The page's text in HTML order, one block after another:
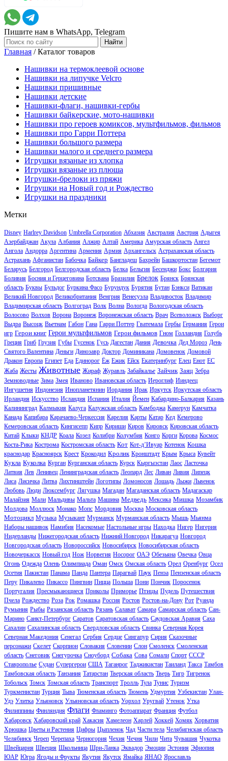
Пишите нам в WhatsApp, Telegram
Главная /Каталог товаров
Нашивки на термоклеевой основе
Нашивки на липучке Velcro
Нашивки пришивные
Нашивки детские
Нашивки-флаги, нашивки-гербы
Нашивки байкерские, мото-нашивки
Нашивки про героев комиксов, мультфильмов, фильмов
Нашивки про Гарри Поттера
Нашивки большого размера
Нашивки малого и среднего размера
Игрушки вязаные из хлопка
Игрушки вязаные из плюша
Игрушки-брелоки из пряжи
Игрушки на Новый год и Рождество
Игрушки на праздники
Метки
Disney Harlrey Davidson Umbrella Corporation Абхазия Австралия Австрия Адыгея
Азербайджан Акула Албания Алжир Алтай Америка Амурская область Ангел
Ангола Андорра Аргентина Армения Армия Архангельск Астраханская область
Астрахань Афганистан Бабочка Байкер Бангладеш Бахрейн Башкортостан Бегемот
Беларусь Белгород Белгородская область Белка Бельгия Бесенджи Бокс Болгария
Боливия Босния и Герцеговина Ботсвана Бразилия Брелок Брянск Брянская
область Буквы Бульдог Буркина Фасо Бурундук Бурятия Бутан Бэнкси Ватикан
Великий Новгород Великобритания Венгрия Венесуэла Владивосток Владимир
Владимирская область Волгоград Волк Волна Вологда Вологодская область
Волосово Волхов Ворона Воронеж Воронежская область Врач Всеволожск Выборг
Выдра Высоцк Вьетнам Габон Гана Гарри Поттер Гватемала Гербы Германия Герои
игр Герои книг Герои мультфильмов Герои фильмов Гном Голландия Голубь
Греция Гриб Грузия Губы Гусенок Гусь Дагестан Дания Девочка Дед Мороз День
Святого Валентина Деньги Динозавр Доктор Доминикана Домовенок Домовой
Дракон Европа Египет Еда Единорог Ёж Ежик Ейск Екатеринбург Елец Енот ЕС
Жаба Жесты Животные Жираф Журавль Забайкалье Зайчик Заяц Зебра
Земноводные Зима Змея Иваново Ивановская область Иероглиф Ииндеец
Ингушетия Индонезия Инопланетянин Иордания Ирак Иркутск Иркутская область
Ирландия Искусство Исландия Испания Италия Йемен Кабардино-Балкария Казань
Калининград Калмыкия Калуга Калужская область Камбоджа Камерун Камчатка
Канада Капибара Карачаево-Черкессия Карелия Карты Катар Кед Кемерово
Кемеровская область Кингисепп Кипр Кириши Киров Кировск Кировская область
Китай Клыки КНДР Коала Козел Колибри Колумбия Конго Корги Корова Космос
Коста-Рика Кострома Костромская область Кот Кот-д’Ивуар Котенок Кошка
краснодар Красноярск Крест Крокодил Кролик Кронштадт Крым Крыса Кувейт
Кукла Куколка Курган Курганская область Курск Кыргызстан Лаос Ласточка
Латвия Лев Ленивец Ленинградская область Леопард Лес Ливан Ливия Липецк
Лиса Лисичка Литва Лихтинштейн Логотипы Ломоносов Лошадь Лыжи Львенок
Любовь Люди Люксембург Лягушка Магадан Магаданская область Мадагаскар
Малайзия Мали Мальдивы Мальта Машина Медведь Мексика Мишка Мозамбик
Молдова Моллюск Монако Мопс Мордовия Москва Московская область
Мотоцикл Музыка Музыкант Мурманск Мурманская область Мышь Мьянма
Наборы нашивок Намибия Насекомые Настольные игры Находка Нигер Нигерия
Нидерланды Нижегородская область Нижний Новгород Никарагуа Новгород
Новгородская область Новороссийск Новосибирск Новосибирская область
Новочеркасск Новый год Нож Норвегия Носорог ОАЭ Обезьяна Овечка Овца
Огонь Одежда Олень Олимпиада Оман Омск Омская область Орел Оренбург Осел
Осетия Пакистан Панама Панда Пантера Парагвай Паук Пенза Пензенская область
Перу Пикалево Пикассо Пингвин Пицца Польша Пони Пончик Поросенок
Португалия Пресмыкающиеся Приколы Приморье Птицы Пудель Путешествия
Пчела Рождество Роза Рок Ромашка Россия Ростов Ростов-на-Дону Рот Руанда
Румыния Рыбы Рязанская область Рязань Салават Самара Самарская область Сан-
Марино Санкт-Петербург Саратов Саратовская область Саудовская Аравия Саха
Сахалин Сахалинская область Свердловская область Свинка Северная Корея
Северная Македония Сенегал Сербия Сердце Сингапур Сирия Сказочные
персонажи Скелет Скорпион Словакия Словении Слон Смоленск Смоленская
область Снеговик Снегурочка Сноуборд Собака Сова Сомали Спорт СССР
Ставрополье Судан Супергерои США Таганрог Таджикистан Таиланд Такса Тамбов
Тамбовская область Танзания Татарстан Тверская область Тверь Тигр Тигренок
Тобольск Томск Томская область Транспорт Тролль Тула Тунис Туризм
Туркменистан Турция Тыва Тюменская область Тюмень Удмуртия Узбекистан Улан-
Удэ Улитка Ульяновск Ульяновская область Уорхол Уругвай Утенок Утка
Филиппины Финляндия Флаги Фламинго Фотоаппарат Франция Футбол
Хабаровск Хабаровский край Хакасия Хамелеон Харлей Хоккей Хомяк Хорватия
Хрюшка Цветы и Растения Цифры Цыпленок Чад Части тела Челябигнская область
Челябинск Череп Черепаха Черногория Чехия Чечня Чили Чита Чувашия Чукотка
Швейцария Швеция Школьница Шри-Ланка Эквадор Эмоции Эстония Эфиопия
ЮАР Югра Ягоды и Фрукты Якутия Якутск Ямайка ЯНАО Ярославль